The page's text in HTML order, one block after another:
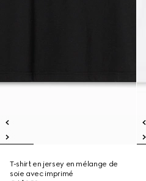
T-shirt en jersey en mélange de
soie avec imprimé